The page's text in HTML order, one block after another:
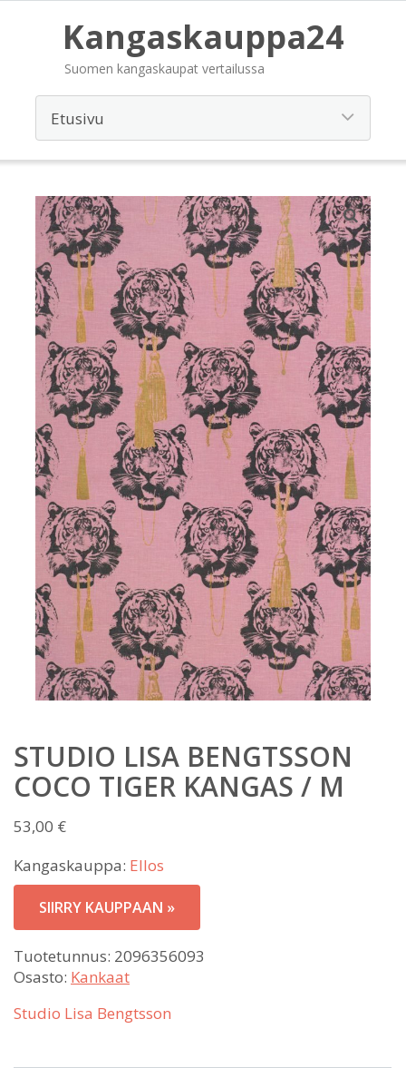
Kangaskauppa24
Suomen kangaskaupat vertailussa
STUDIO LISA BENGTSSON
COCO TIGER KANGAS / M
53,00 €
Kangaskauppa: Ellos
SIIRRY KAUPPAAN »
Tuotetunnus: 2096356093
Osasto: Kankaat
Studio Lisa Bengtsson